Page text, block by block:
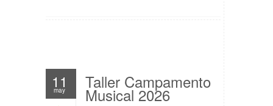
11
may Taller Campamento
Musical 2026